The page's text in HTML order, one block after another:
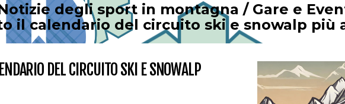
degli sport in montagna / Gare e
il calendario del circuito ski e snowalp più
DEL CIRCUITO SKI E SNOWALP